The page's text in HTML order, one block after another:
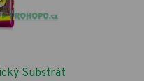
Substrát